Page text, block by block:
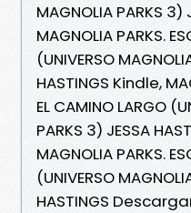
MAGNOLIA PARKS 3)
MAGNOLIA PARKS.
(UNIVERSO
HASTINGS Kindle,
EL CAMINO LARGO
PARKS 3) JESSA
MAGNOLIA PARKS.
(UNIVERSO
HASTINGS